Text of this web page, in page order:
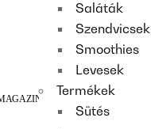
Saláták
Szendvicsek
Smoothies
Levesek
Termékek
Sütés